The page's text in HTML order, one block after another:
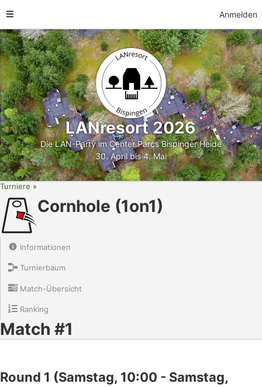
Anmelden
LANresort 2026
Die LAN-Party im Center Parcs Bispinger Heide
30. April bis 4. Mai
Turniere
Cornhole (1on1)
Informationen
Turnierbaum
Match-Übersicht
Ranking
Match #1
Round 1 (Samstag, 10:00 - Samstag,